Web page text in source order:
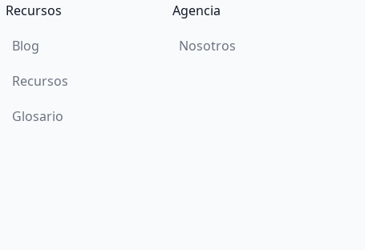
Recursos
Blog
Recursos
Glosario
Agencia
Nosotros